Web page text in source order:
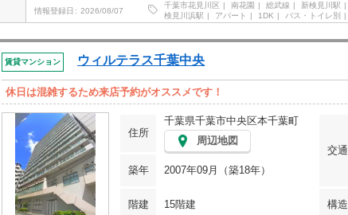
情報登録日 2026/08/07
千葉市花見川区 南花園 総武線 新検見川駅
検見川浜駅
アパート 1DK バス・トイレ別
賃貸マンション ウィルテラス千葉中央
休日は混雑するため来店予約がオススメです！
住所
千葉県千葉市中央区本千葉町
周辺地図
交通
築年 2007年09月（築18年）
階建 15階建 構造